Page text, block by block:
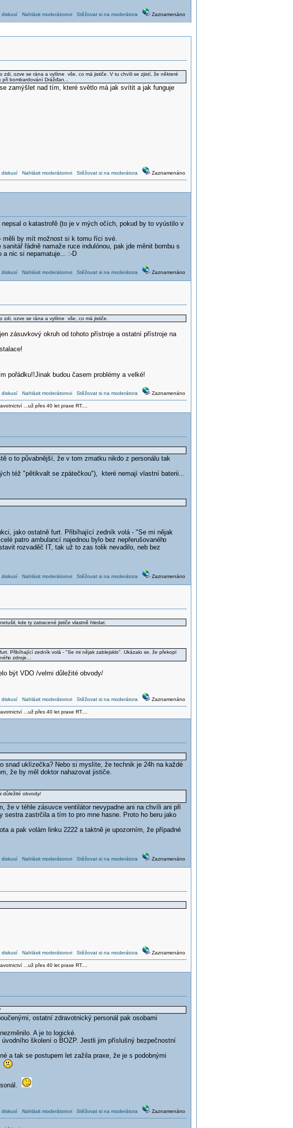
diskusí Nahlásit moderátorovi Stěžovat si na moderátora Zaznamenáno
ozve se rána a vylítne vše, co má jističe. V tu chvíli se zjistí, že některé
bombardování Drážďan...
zamýšlet nad tím, které světlo má jak svítit a jak funguje
diskusí Nahlásit moderátorovi Stěžovat si na moderátora Zaznamenáno
o katastrofě (to je v mých očích, pokud by to vyústilo v
měli by mít možnost si k tomu říci své.
řádně namaže ruce indulónou, pak jde měnit bombu s
nic si nepamatuje... :-D
diskusí Nahlásit moderátorovi Stěžovat si na moderátora Zaznamenáno
ozve se rána a vylítne vše, co má jističe.
zásuvkový okruh od tohoto přístroje a ostatní přístroje na
pořádku!!Jinak budou časem problémy a velké!
diskusí Nahlásit moderátorovi Stěžovat si na moderátora Zaznamenáno
...už přes 40 let praxe RT....
o to půvabnější, že v tom zmatku nikdo z personálu tak
též "pětikvalt se zpátečkou"), které nemají vlastní baterii...
jako ostatně furt. Přibíhající zedník volá - "Se mi nějak
patro ambulancí najednou bylo bez nepřerušovaného
rozvaděč IT, tak už to zas tolik nevadilo, neb bez
diskusí Nahlásit moderátorovi Stěžovat si na moderátora Zaznamenáno
kde ty zatracené jističe vlastně hledat.
Přibíhající zedník volá - "Se mi nějak zablejsklo". Ukázalo se, že překopl
o zdroje...
být VDO /velmi důležité obvody/
diskusí Nahlásit moderátorovi Stěžovat si na moderátora Zaznamenáno
...už přes 40 let praxe RT....
snad uklízečka? Nebo si myslíte, že technik je 24h na každé
že by měl doktor nahazovat jističe.
důležité obvody/
v téhle zásuvce ventilátor nevypadne ani na chvíli ani při
zastrčila a tím to pro mne hasne. Proto ho beru jako
a pak volám linku 2222 a taktně je upozorním, že případné
diskusí Nahlásit moderátorovi Stěžovat si na moderátora Zaznamenáno
diskusí Nahlásit moderátorovi Stěžovat si na moderátora Zaznamenáno
...už přes 40 let praxe RT....
ostatní zdravotnický personál pak osobami
A je to logické.
školení o BOZP. Jestli jim příslušný bezpečnostní
a tak se postupem let zažila praxe, že je s podobnými
diskusí Nahlásit moderátorovi Stěžovat si na moderátora Zaznamenáno